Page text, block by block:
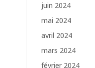
juin 2024
mai 2024
avril 2024
mars 2024
février 2024